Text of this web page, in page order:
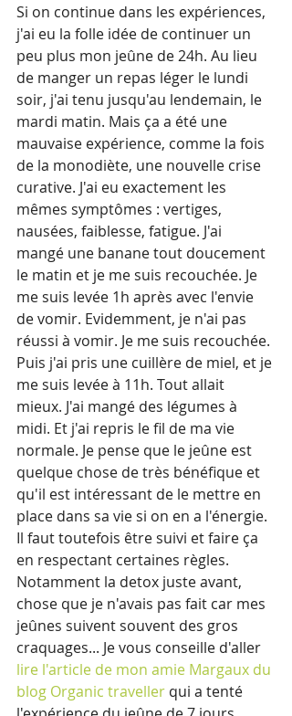
Si on continue dans les expériences,
j'ai eu la folle idée de continuer un
peu plus mon jeûne de 24h. Au lieu
de manger un repas léger le lundi
soir, j'ai tenu jusqu'au lendemain, le
mardi matin. Mais ça a été une
mauvaise expérience, comme la fois
de la monodiète, une nouvelle crise
curative. J'ai eu exactement les
mêmes symptômes : vertiges,
nausées, faiblesse, fatigue. J'ai
mangé une banane tout doucement
le matin et je me suis recouchée. Je
me suis levée 1h après avec l'envie
de vomir. Evidemment, je n'ai pas
réussi à vomir. Je me suis recouchée.
Puis j'ai pris une cuillère de miel, et je
me suis levée à 11h. Tout allait
mieux. J'ai mangé des légumes à
midi. Et j'ai repris le fil de ma vie
normale. Je pense que le jeûne est
quelque chose de très bénéfique et
qu'il est intéressant de le mettre en
place dans sa vie si on en a l'énergie.
Il faut toutefois être suivi et faire ça
en respectant certaines règles.
Notamment la detox juste avant,
chose que je n'avais pas fait car mes
jeûnes suivent souvent des gros
craquages... Je vous conseille d'aller
lire l'article de mon amie Margaux du
blog Organic traveller qui a tenté